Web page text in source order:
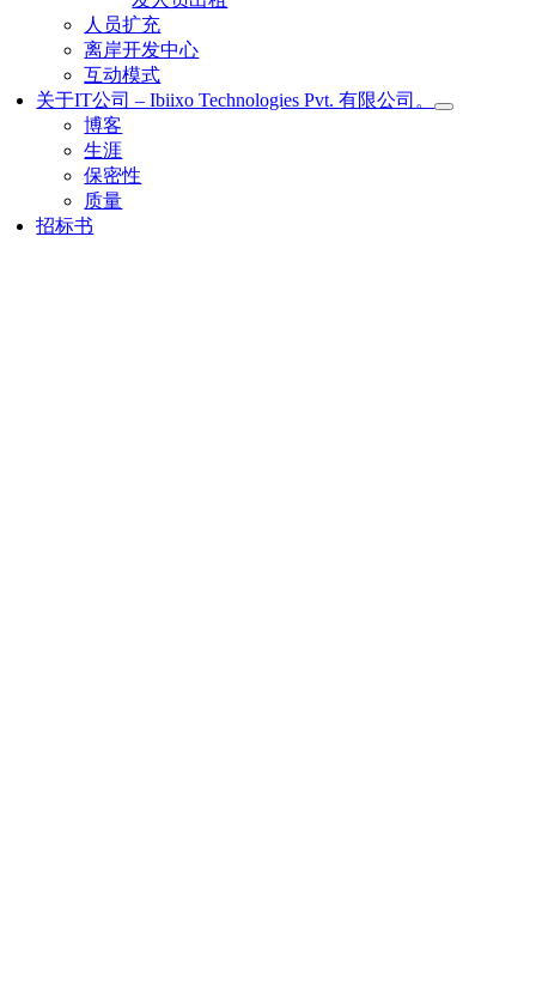
人员扩充
离岸开发中心
互动模式
关于IT公司 – Ibiixo Technologies Pvt. 有限公司。
博客
生涯
保密性
质量
招标书